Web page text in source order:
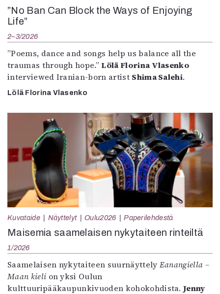
”No Ban Can Block the Ways of Enjoying
Life”
2–3/2026
”Poems, dance and songs help us balance all the
traumas through hope.”Lölä Florina Vlasenko
interviewed Iranian-born artist Shima Salehi.
Lölä Florina Vlasenko
Kuvataide Näyttelyt Oulu2026 Paperilehdestä
Maisemia saamelaisen nykytaiteen rinteiltä
1/2026
Saamelaisen nykytaiteen suurnäyttely Eanangiella –
Maan kieli on yksi Oulun
kulttuuripääkaupunkivuoden kohokohdista.Jenny